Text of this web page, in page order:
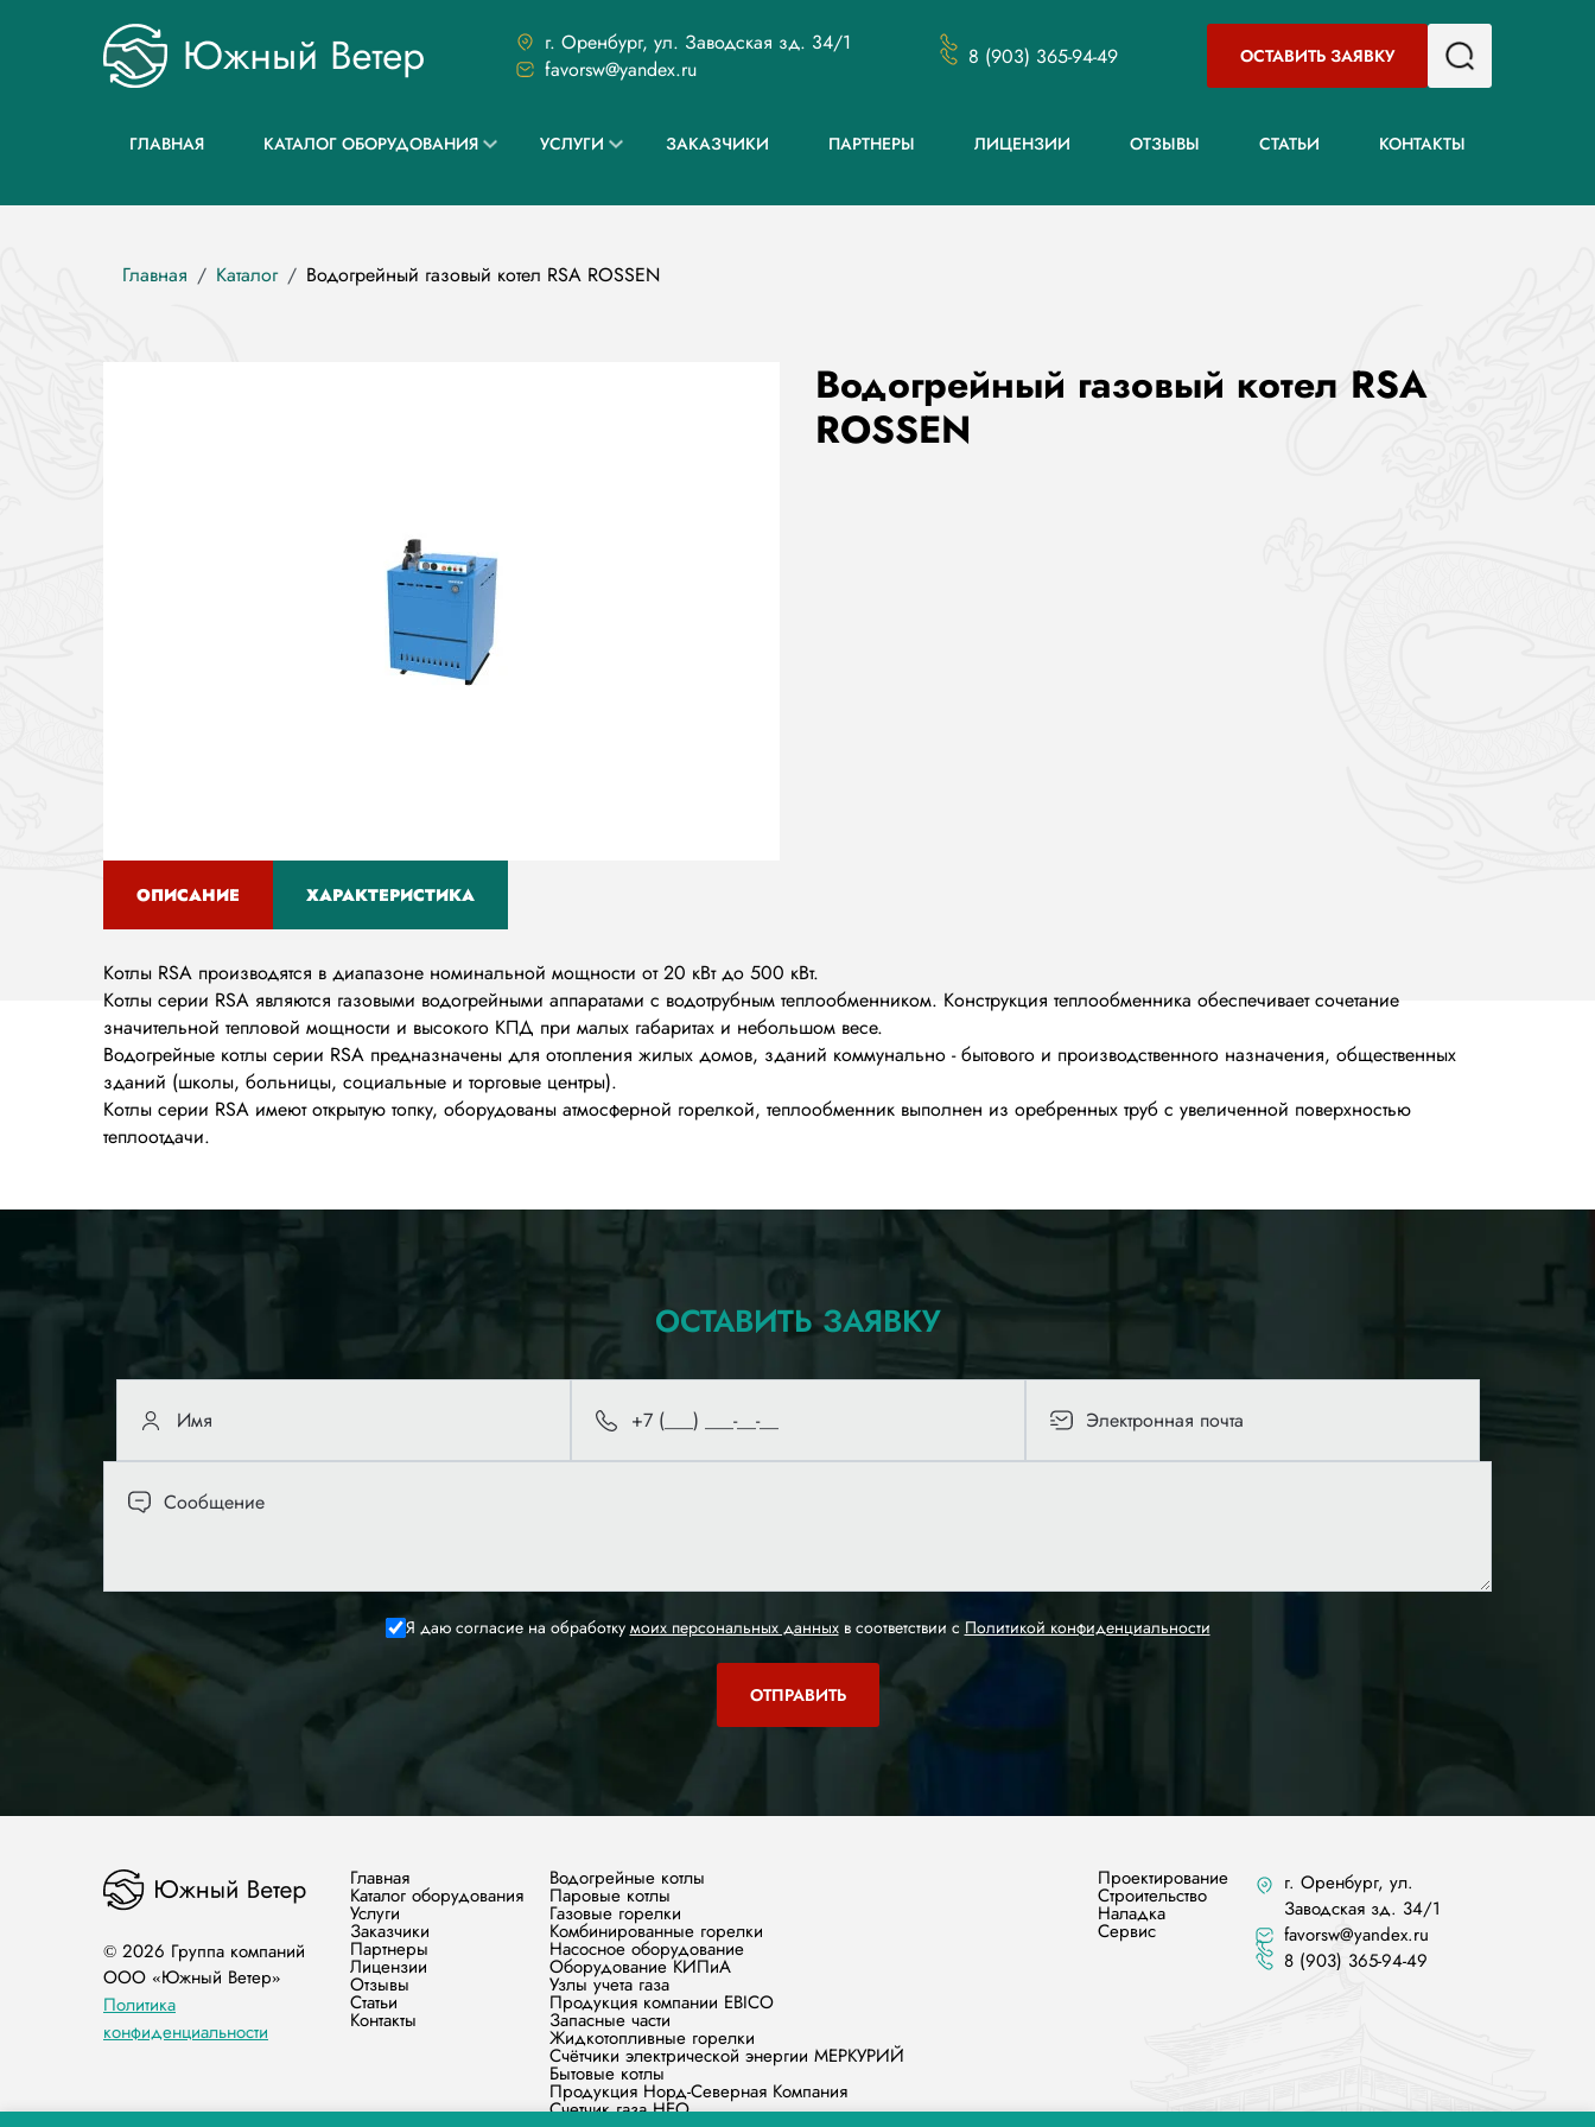
г. Оренбург, ул. Заводская зд. 34/1
favorsw@yandex.ru
8 (903) 365-94-49 ОСТАВИТЬ ЗАЯВКУ
ГЛАВНАЯ КАТАЛОГ ОБОРУДОВАНИЯ УСЛУГИ ЗАКАЗЧИКИ ПАРТНЕРЫ ЛИЦЕНЗИИ ОТЗЫВЫ СТАТЬИ КОНТАКТЫ
Строка
Главная Каталог Водогрейный газовый котел RSA ROSSEN
Водогрейный газовый котел RSA
ROSSEN
ОПИСАНИЕ
ХАРАКТЕРИСТИКА
Котлы RSA производятся в диапазоне номинальной мощности от 20 кВт до 500 кВт.
Котлы серии RSA являются газовыми водогрейными аппаратами с водотрубным теплообменником. Конструкция теплообменника обеспечивает сочетание
значительной тепловой мощности и высокого КПД при малых габаритах и небольшом весе.
Водогрейные котлы серии RSА предназначены для отопления жилых домов, зданий коммунально - бытового и производственного назначения, общественных
зданий (школы, больницы, социальные и торговые центры).
Котлы серии RSA имеют открытую топку, оборудованы атмосферной горелкой, теплообменник выполнен из оребренных труб с увеличенной поверхностью
теплоотдачи.
ОСТАВИТЬ ЗАЯВКУ
Я даю согласие на обработку моих персональных данныхв соответствии с Политикой конфиденциальности
© 2026 Группа компаний
ООО «Южный Ветер»
Политика
конфиденциальности
Главная
Каталог оборудования
Услуги
Заказчики
Партнеры
Лицензии
Отзывы
Статьи
Контакты
Водогрейные котлы
Паровые котлы
Газовые горелки
Комбинированные горелки
Насосное оборудование
Оборудование КИПиА
Узлы учета газа
Продукция компании EBICO
Запасные части
Жидкотопливные горелки
Счётчики электрической энергии МЕРКУРИЙ
Бытовые котлы
Продукция Норд-Северная Компания
Счетчик газа НЕО
Проектирование
Строительство
Наладка
Сервис
г. Оренбург, ул.
Заводская зд. 34/1
favorsw@yandex.ru
8 (903) 365-94-49